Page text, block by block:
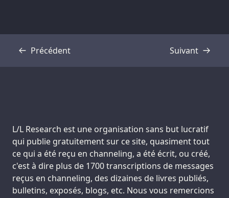
Précédent
Transcription Suivant
Transcription
Support us:
L/L Research est une organisation sans but lucratif
qui publie gratuitement sur ce site, quasiment tout
ce qui a été reçu en channeling, a été écrit, ou créé,
c'est à dire plus de 1700 transcriptions de messages
reçus en channeling, des dizaines de livres publiés,
bulletins, exposés, blogs, etc. Nous vous remercions